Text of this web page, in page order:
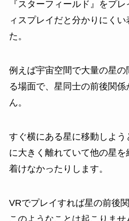
『スターフィールド』をプ
ィスプレイだと分かりにく
た。
例えば宇宙空間で大量の星
る場面で、星同士の前後関
ん。
すぐ横にある星に移動しよ
に大きく離れていて他の星を
着けなかったりします。
VRでプレイすれば星の前後
このようなことは起こりませ